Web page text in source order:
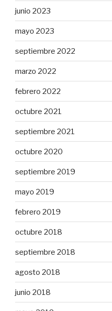
junio 2023
mayo 2023
septiembre 2022
marzo 2022
febrero 2022
octubre 2021
septiembre 2021
octubre 2020
septiembre 2019
mayo 2019
febrero 2019
octubre 2018
septiembre 2018
agosto 2018
junio 2018